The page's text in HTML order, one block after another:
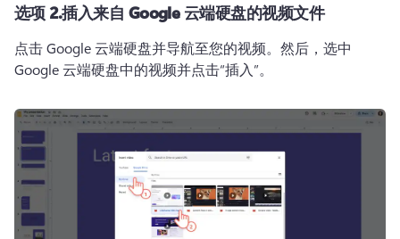
选项 2.插入来自 Google 云端硬盘的视频文件
点击 Google 云端硬盘并导航至您的视频。 然后，选中
Google 云端硬盘中的视频并点击“插入”。